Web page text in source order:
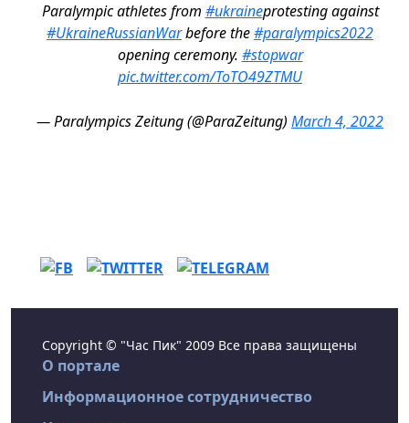
Paralympic athletes from #ukraineprotesting against
#UkraineRussianWarbefore the#paralympics2022
opening ceremony. #stopwar
pic.twitter.com/ToTO49ZTMU
— Paralympics Zeitung (@ParaZeitung) March 4, 2022
Copyright © "Час Пик" 2009 Все права защищены
О портале
Информационное сотрудничество